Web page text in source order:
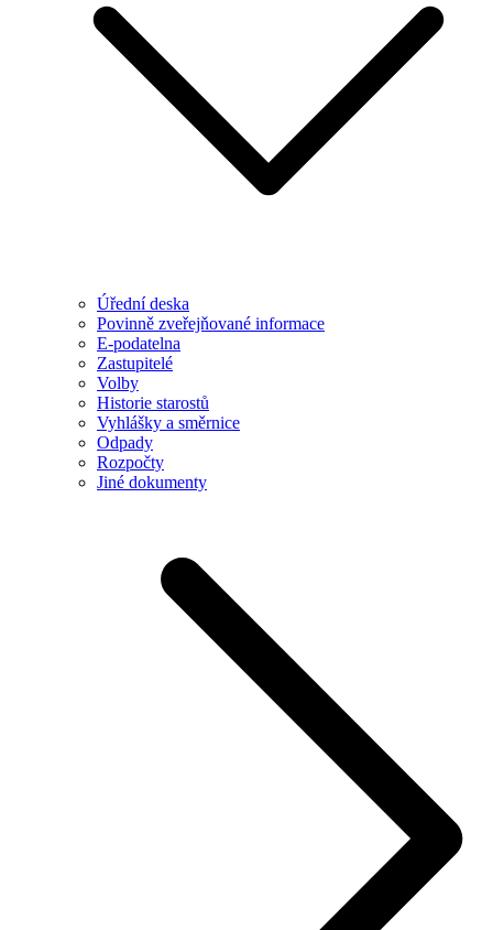
Úřední deska
Povinně zveřejňované informace
E-podatelna
Zastupitelé
Volby
Historie starostů
Vyhlášky a směrnice
Odpady
Rozpočty
Jiné dokumenty